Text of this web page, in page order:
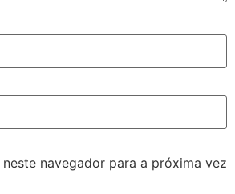
navegador para a próxima vez